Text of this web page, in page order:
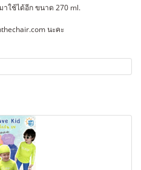
ใช้ได้อีก ขนาด 270 ml.
นะคะ